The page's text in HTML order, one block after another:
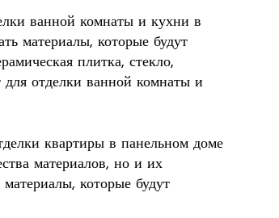
ванной комнаты и кухни в
материалы, которые будут
плитка, стекло,
отделки ванной комнаты и
квартиры в панельном доме
материалов, но и их
которые будут